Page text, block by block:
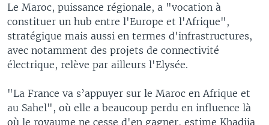
Le Maroc, puissance régionale, a "vocation à
constituer un hub entre l'Europe et l'Afrique",
stratégique mais aussi en termes d'infrastructures,
avec notamment des projets de connectivité
électrique, relève par ailleurs l'Elysée.
"La France va s’appuyer sur le Maroc en Afrique et
au Sahel", où elle a beaucoup perdu en influence là
où le royaume ne cesse d'en gagner, estime Khadija